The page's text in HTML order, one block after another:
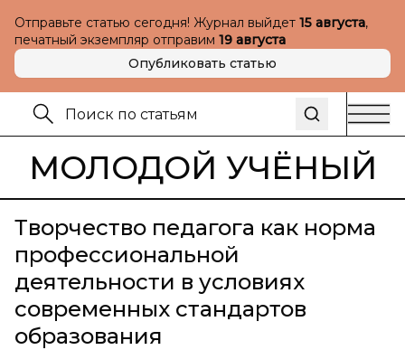
Отправьте статью сегодня! Журнал выйдет 15 августа,
печатный экземпляр отправим 19 августа
Опубликовать статью
МОЛОДОЙ УЧЁНЫЙ
Творчество педагога как норма
профессиональной
деятельности в условиях
современных стандартов
образования